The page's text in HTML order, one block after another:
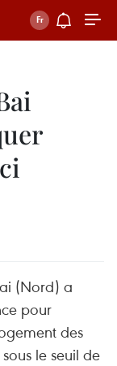
(Nord) a
pour
des
le seuil de